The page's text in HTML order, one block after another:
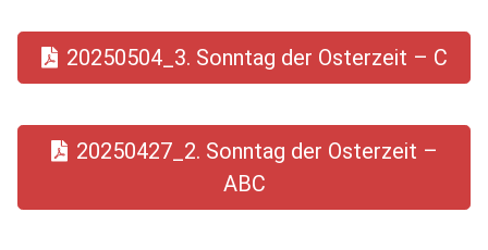
20250504_3. Sonntag der Osterzeit – C
20250427_2. Sonntag der Osterzeit –
ABC